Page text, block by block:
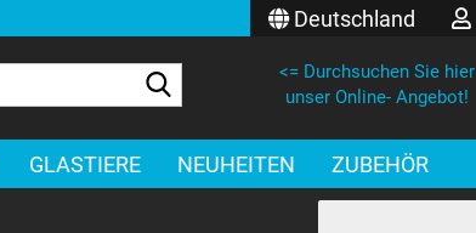
Deutschland
<= Durchsuchen Sie hier
unser Online- Angebot!
GLASTIERE NEUHEITEN ZUBEHÖR